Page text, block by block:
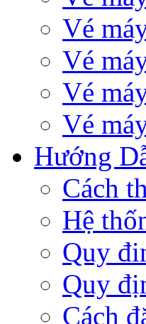
Vé
Vé
Vé
Vé
Hướng
Cách
Hệ
Quy
Quy
Cách